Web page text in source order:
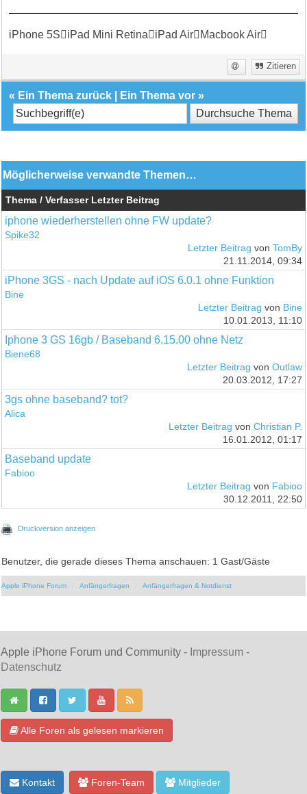
iPhone 5SiPad Mini RetinaiPad AirMacbook Air
Zitieren
« Ein Thema zurück Ein Thema vor »
Möglicherweise verwandte Themen…
Thema / Verfasser Letzter Beitrag
iphone wiederherstellen ohne FW update?
Spike32
Letzter Beitrag von TomBy
21.11.2014, 09:34
iPhone 3GS - nach Update auf iOS 6.0.1 ohne Funktion
Bine
Letzter Beitrag von Bine
10.01.2013, 11:10
Iphone 3 GS 16gb / Baseband 6.15.00 ohne Netz
Biene68
Letzter Beitrag von Outlaw
20.03.2012, 17:27
3gs ohne baseband? tot?
Alica
Letzter Beitrag von Christian P.
16.01.2012, 01:17
Baseband update
Fabioo
Letzter Beitrag von Fabioo
30.12.2011, 22:50
Druckversion anzeigen
Benutzer, die gerade dieses Thema anschauen: 1 Gast/Gäste
Apple iPhone Forum Anfängerfragen Anfängerfragen & Notdienst
Apple iPhone Forum und Community - Impressum -
Datenschutz
Alle Foren als gelesen markieren
Kontakt Foren-Team Mitglieder